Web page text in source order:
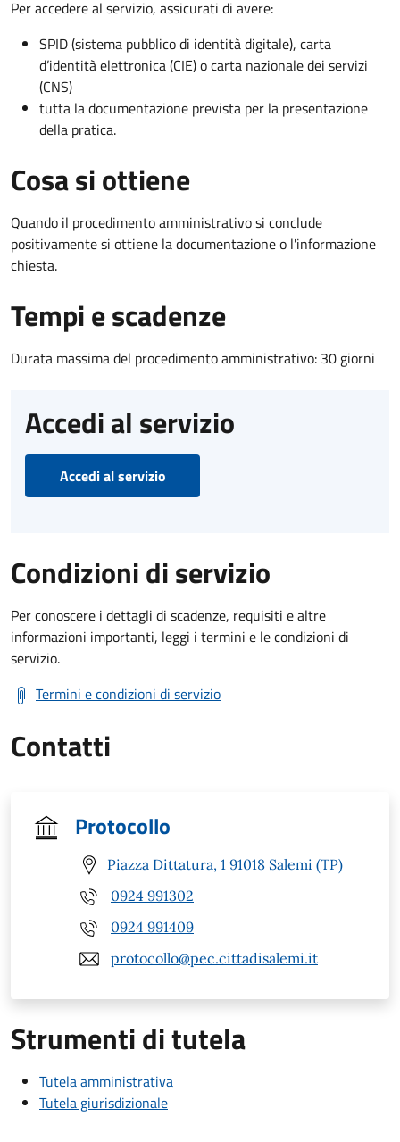
Per accedere al servizio, assicurati di avere:
SPID (sistema pubblico di identità digitale), carta
d’identità elettronica (CIE) o carta nazionale dei servizi
(CNS)
tutta la documentazione prevista per la presentazione
della pratica.
Cosa si ottiene
Quando il procedimento amministrativo si conclude
positivamente si ottiene la documentazione o l'informazione
chiesta.
Tempi e scadenze
Durata massima del procedimento amministrativo: 30 giorni
Accedi al servizio
Accedi al servizio
Condizioni di servizio
Per conoscere i dettagli di scadenze, requisiti e altre
informazioni importanti, leggi i termini e le condizioni di
servizio.
Termini e condizioni di servizio
Contatti
Protocollo
Piazza Dittatura, 1 91018 Salemi (TP)
0924 991302
0924 991409
protocollo@pec.cittadisalemi.it
Strumenti di tutela
Tutela amministrativa
Tutela giurisdizionale